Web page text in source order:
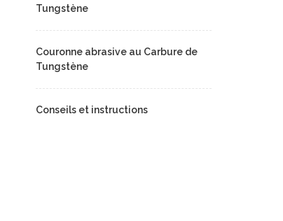
Tungstène
Couronne abrasive au Carbure de
Tungstène
Conseils et instructions